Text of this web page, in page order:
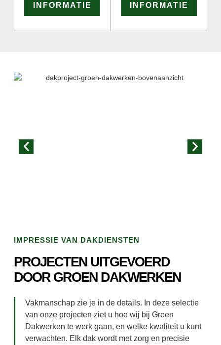
INFORMATIE INFORMATIE
IMPRESSIE VAN DAKDIENSTEN
PROJECTEN UITGEVOERD
DOOR GROEN DAKWERKEN
Vakmanschap zie je in de details. In deze selectie
van onze projecten ziet u hoe wij bij Groen
Dakwerken te werk gaan, en welke kwaliteit u kunt
verwachten. Elk dak wordt met zorg en precisie